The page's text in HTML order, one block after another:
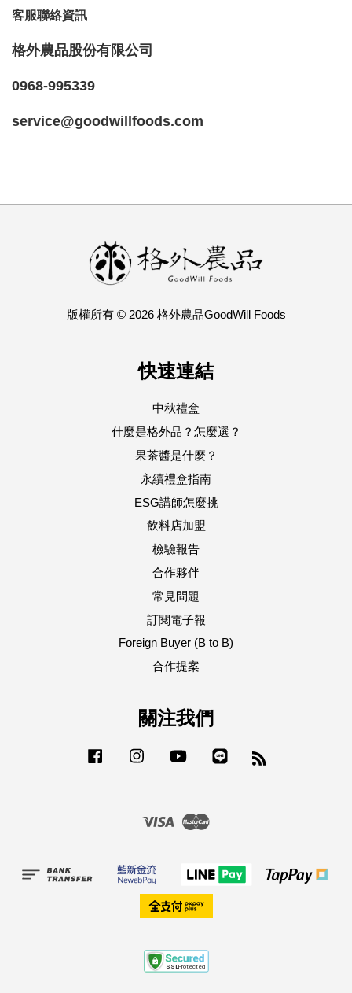
客服聯絡資訊
格外農品股份有限公司
0968-995339
service@goodwillfoods.com
版權所有 © 2026 格外農品GoodWill Foods
快速連結
中秋禮盒
什麼是格外品？怎麼選？
果茶醬是什麼？
永續禮盒指南
ESG講師怎麼挑
飲料店加盟
檢驗報告
合作夥伴
常見問題
訂閱電子報
Foreign Buyer (B to B)
合作提案
關注我們
Facebook Instagram YouTube
Visa